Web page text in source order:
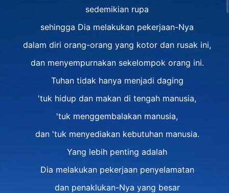
sedemikian rupa
sehingga Dia melakukan pekerjaan-Nya
dalam diri orang-orang yang kotor dan rusak ini,
dan menyempurnakan sekelompok orang ini.
Tuhan tidak hanya menjadi daging
'tuk hidup dan makan di tengah manusia,
'tuk menggembalakan manusia,
dan 'tuk menyediakan kebutuhan manusia.
Yang lebih penting adalah
Dia melakukan pekerjaan penyelamatan
dan penaklukan-Nya yang besar